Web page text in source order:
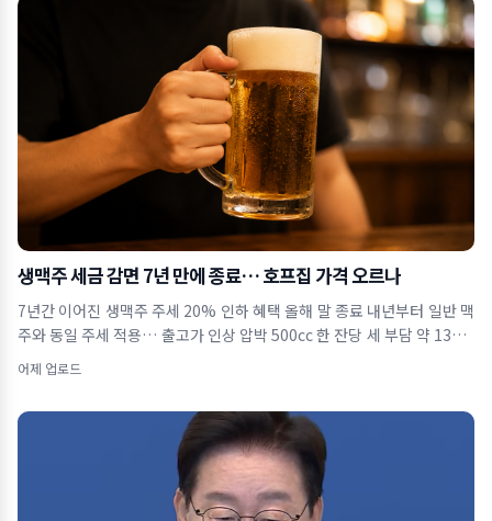
생맥주 세금 감면 7년 만에 종료… 호프집 가격 오르나
7년간 이어진 생맥주 주세 20% 인하 혜택 올해 말 종료 내년부터 일반 맥
주와 동일 주세 적용… 출고가 인상 압박 500cc 한 잔당 세 부담 약 130원
증
어제 업로드